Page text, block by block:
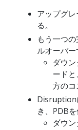
アップグ
る。
もう一つ
ルオーバー
ダウ
ード
方のコ
Disruption
き、PDBを
ダウン